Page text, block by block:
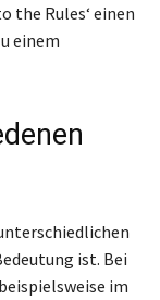
the Rules‘ einen
einem
ist. Bei
im